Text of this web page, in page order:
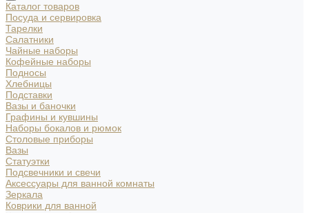
Каталог товаров
Посуда и сервировка
Тарелки
Салатники
Чайные наборы
Кофейные наборы
Подносы
Хлебницы
Подставки
Вазы и баночки
Графины и кувшины
Наборы бокалов и рюмок
Столовые приборы
Вазы
Статуэтки
Подсвечники и свечи
Аксессуары для ванной комнаты
Зеркала
Коврики для ванной